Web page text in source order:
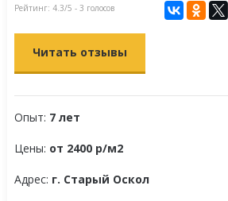
Рейтинг: 4.3/5 - 3 голосов
Читать отзывы
Опыт: 7 лет
Цены: от 2400 р/м2
Адрес: г. Старый Оскол